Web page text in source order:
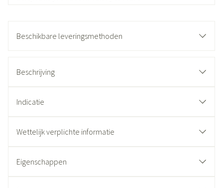
Beschikbare leveringsmethoden
Beschrijving
Indicatie
Wettelijk verplichte informatie
Eigenschappen